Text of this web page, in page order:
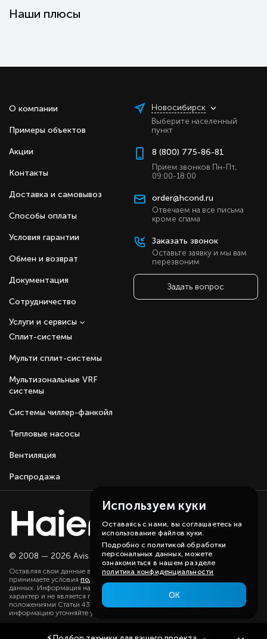
Наши плюсы
О компании
Примеры объектов
Акции
Контакты
Доставка и самовывоз
Способы оплаты
Условия гарантии
Обмен и возврат
Документация
Сотрудничество
Сплит-системы
Мульти сплит-системы
Мультизональные VRF
системы
Системы чиллер-фанкойл
Тепловые насосы
Вентиляция
Распродажа
Услуги и сервисы
Новосибирск
Выберите населенный
пункт
8 (800) 775-86-81
Прием звонков Пн-Пт,
09:00-18:00
order@hcond.ru
Отвечаем на все письма
кроме спама
Заказать звонок
Оставьте заявку и мы вам
перезвоним
Задать вопрос
© 2008 — 2026 Avis group.Карта сайта
Оставляя свои данные в любой форме на сайте, вы даете согласие и
принимаете условия политики
данных. Информация на данном сайте носит ознакомительный
характер и не является публичной офертой, определяемой
положениями Статьи 437(2) ГК РФ. Существенную для вас
информацию уточняйте у наших менеджеров.
Используем куки
Оставаясь с нами, вы соглашаетесь на
использование файлов куки.
Подробно с политикой обработки
персональных данных, можете
ознакомиться в нашем разделе
политика конфиденциальности
ОК